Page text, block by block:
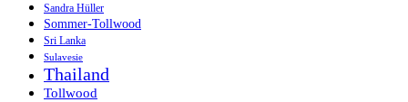
Sandra Hüller
Sommer-Tollwood
Sri Lanka
Sulavesie
Thailand
Tollwood